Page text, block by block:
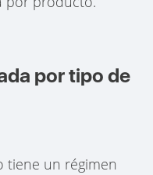
por tipo de
tiene un régimen